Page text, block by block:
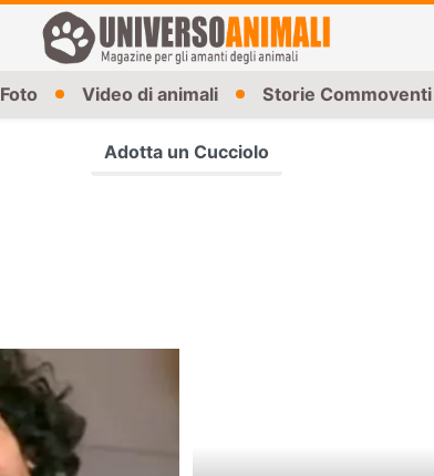
Foto Video di animali Storie Commoventi
Adotta un Cucciolo